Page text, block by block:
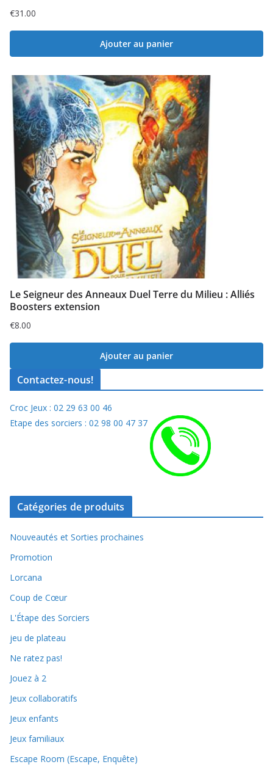
€31.00
Ajouter au panier
Le Seigneur des Anneaux Duel Terre du Milieu : Alliés
Boosters extension
€8.00
Ajouter au panier
Contactez-nous!
Croc Jeux : 02 29 63 00 46
Etape des sorciers : 02 98 00 47 37
Catégories de produits
Nouveautés et Sorties prochaines
Promotion
Lorcana
Coup de Cœur
L'Étape des Sorciers
jeu de plateau
Ne ratez pas!
Jouez à 2
Jeux collaboratifs
Jeux enfants
Jeux familiaux
Escape Room (Escape, Enquête)